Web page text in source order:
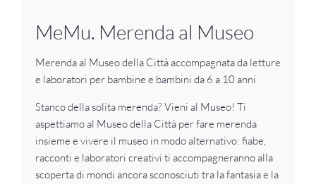
MeMu. Merenda al Museo
Merenda al Museo della Città accompagnata da letture
e laboratori per bambine e bambini da 6 a 10 anni
Stanco della solita merenda? Vieni al Museo! Ti
aspettiamo al Museo della Città per fare merenda
insieme e vivere il museo in modo alternativo: fiabe,
racconti e laboratori creativi ti accompagneranno alla
scoperta di mondi ancora sconosciuti tra la fantasia e la